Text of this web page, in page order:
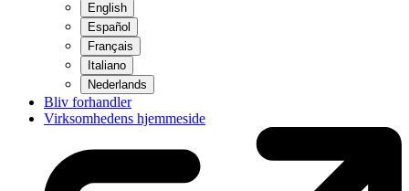
English
Español
Français
Italiano
Nederlands
Bliv forhandler
Virksomhedens hjemmeside